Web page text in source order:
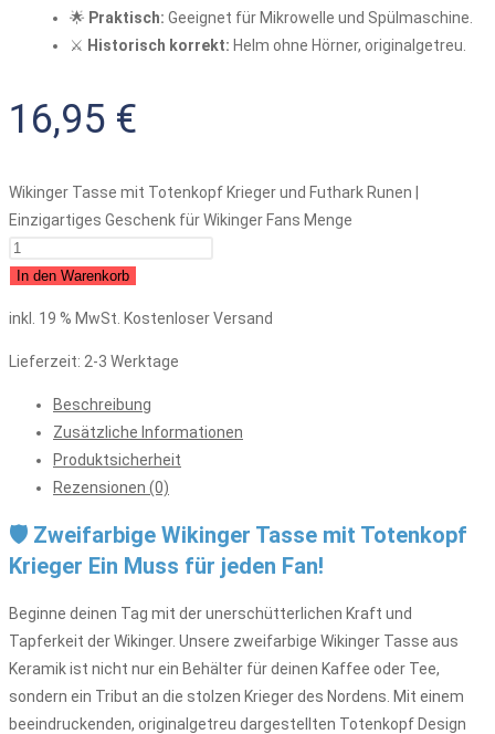
🌟 Praktisch: Geeignet für Mikrowelle und Spülmaschine.
⚔️ Historisch korrekt: Helm ohne Hörner, originalgetreu.
16,95 €
Wikinger Tasse mit Totenkopf Krieger und Futhark Runen |
Einzigartiges Geschenk für Wikinger Fans Menge
In den Warenkorb
inkl. 19 % MwSt. Kostenloser Versand
Lieferzeit: 2-3 Werktage
Beschreibung
Zusätzliche Informationen
Produktsicherheit
Rezensionen (0)
🛡️ Zweifarbige Wikinger Tasse mit Totenkopf
Krieger Ein Muss für jeden Fan!
Beginne deinen Tag mit der unerschütterlichen Kraft und
Tapferkeit der Wikinger. Unsere zweifarbige Wikinger Tasse aus
Keramik ist nicht nur ein Behälter für deinen Kaffee oder Tee,
sondern ein Tribut an die stolzen Krieger des Nordens. Mit einem
beeindruckenden, originalgetreu dargestellten Totenkopf Design